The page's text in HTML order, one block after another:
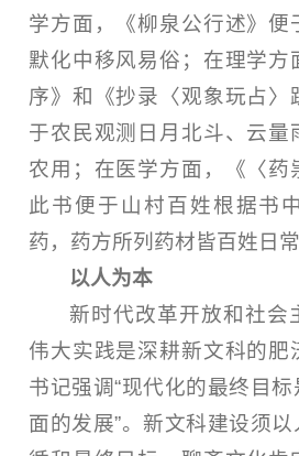
学方面，《柳泉公行述》便
默化中移风易俗；在理学方
序》和《抄录〈观象玩占〉
于农民观测日月北斗、云量
农用；在医学方面，《〈药
此书便于山村百姓根据书
药，药方所列药材皆百姓日
以人为本
新时代改革开放和社会
伟大实践是深耕新文科的肥
书记强调“现代化的最终目
面的发展”。新文科建设须